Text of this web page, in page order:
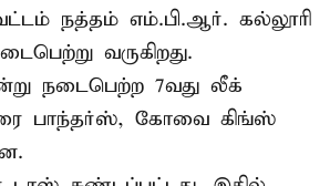
நத்தம் எம்.பி.ஆர். கல்லூரி
வருகிறது.
நடைபெற்ற 7வது லீக்
பாந்தர்ஸ், கோவை கிங்ஸ்